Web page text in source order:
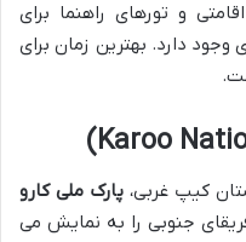
و تورهای راهنما برای
وجود دارد. بهترین زمان برای
کیپ غربی،پارک ملی کارو
جنوبی را به نمایش می